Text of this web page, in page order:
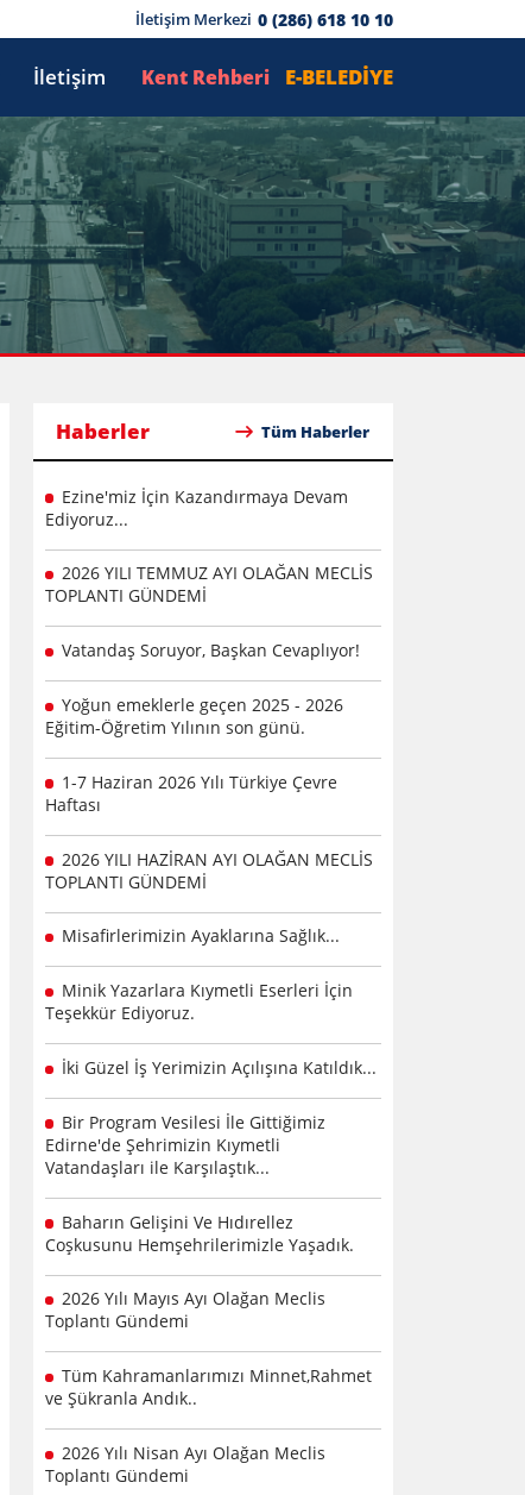
İletişim Merkezi 0 (286) 618 10 10
İletişim Kent Rehberi E-BELEDİYE
Haberler Tüm Haberler
Ezine'miz İçin Kazandırmaya Devam
Ediyoruz...
2026 YILI TEMMUZ AYI OLAĞAN MECLİS
TOPLANTI GÜNDEMİ
Vatandaş Soruyor, Başkan Cevaplıyor!
Yoğun emeklerle geçen 2025 - 2026
Eğitim-Öğretim Yılının son günü.
1-7 Haziran 2026 Yılı Türkiye Çevre
Haftası
2026 YILI HAZİRAN AYI OLAĞAN MECLİS
TOPLANTI GÜNDEMİ
Misafirlerimizin Ayaklarına Sağlık...
Minik Yazarlara Kıymetli Eserleri İçin
Teşekkür Ediyoruz.
İki Güzel İş Yerimizin Açılışına Katıldık...
Bir Program Vesilesi İle Gittiğimiz
Edirne'de Şehrimizin Kıymetli
Vatandaşları ile Karşılaştık...
Baharın Gelişini Ve Hıdırellez
Coşkusunu Hemşehrilerimizle Yaşadık.
2026 Yılı Mayıs Ayı Olağan Meclis
Toplantı Gündemi
Tüm Kahramanlarımızı Minnet,Rahmet
ve Şükranla Andık..
2026 Yılı Nisan Ayı Olağan Meclis
Toplantı Gündemi